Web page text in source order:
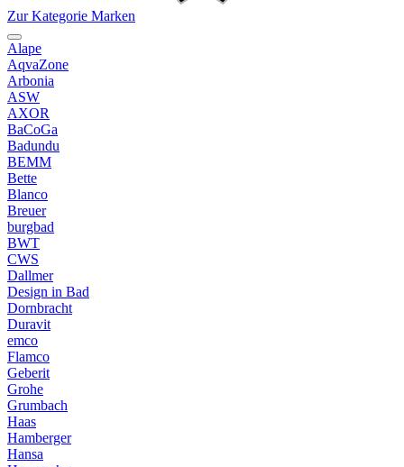
Zur Kategorie Marken
Alape
AqvaZone
Arbonia
ASW
AXOR
BaCoGa
Badundu
BEMM
Bette
Blanco
Breuer
burgbad
BWT
CWS
Dallmer
Design in Bad
Dornbracht
Duravit
emco
Flamco
Geberit
Grohe
Grumbach
Haas
Hamberger
Hansa